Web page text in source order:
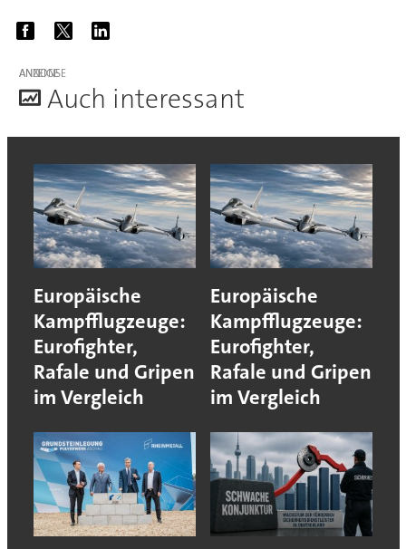
ANZEIGE
Auch interessant
Europäische
Kampfflugzeuge:
Eurofighter,
Rafale und Gripen
im Vergleich
Europäische
Kampfflugzeuge:
Eurofighter,
Rafale und Gripen
im Vergleich